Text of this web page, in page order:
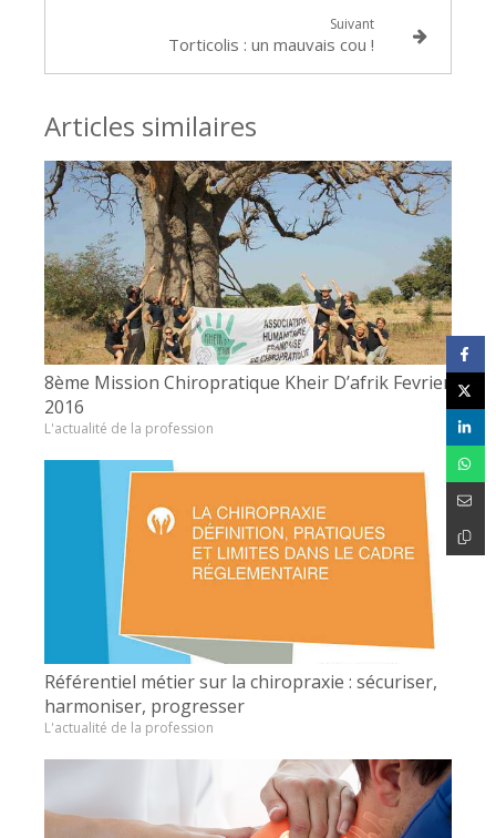
Suivant
Torticolis : un mauvais cou !
Articles similaires
8ème Mission Chiropratique Kheir D’afrik Fevrier
2016
L'actualité de la profession
Référentiel métier sur la chiropraxie : sécuriser,
harmoniser, progresser
L'actualité de la profession